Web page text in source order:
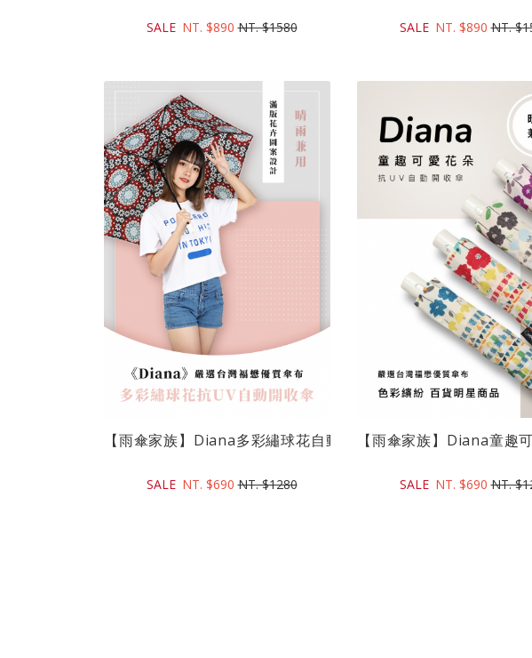
SALE NT. $890NT. $1580 SALE NT. $890NT.
【雨傘家族】Diana多彩繡球花自動開收折傘(21吋)｜台灣...
SALE NT. $690NT. $1280
【雨傘家族】Diana童趣
SALE NT. $690NT.